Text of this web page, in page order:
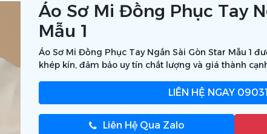
Áo Sơ Mi Đồng Phục Tay
Mẫu 1
Áo Sơ Mi Đồng Phục Tay Ngắn Sài Gòn Star Mẫu 1
khép kín, đảm bảo uy tín chất lượng và giá thành
LIÊN HỆ NGAY
Liên Hệ Qua Zalo